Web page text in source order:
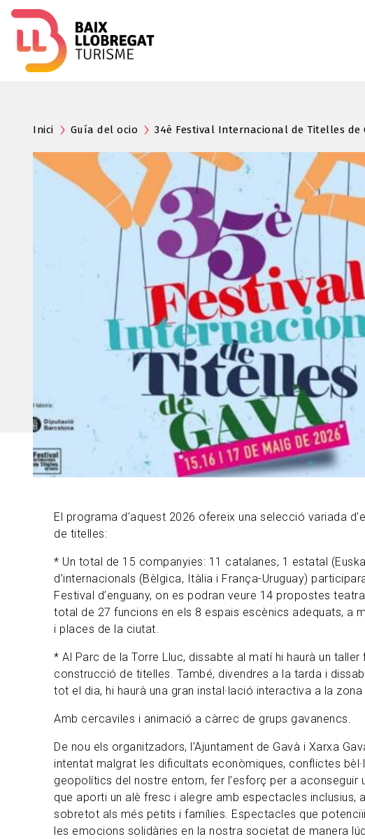
Inici Guía del ocio 34è Festival Internacional de Titelles de
El programa d'aquest 2026 ofereix una selecció variada
de titelles:
* Un total de 15 companyies: 11 catalanes, 1 estatal
d’internacionals (Bèlgica, Itàlia i França-Uruguay)
Festival d’enguany, on es podran veure 14 propostes
total de 27 funcions en els 8 espais escènics adequats, a
i places de la ciutat.
* Al Parc de la Torre Lluc, dissabte al matí hi haurà un taller
construcció de titelles. També, divendres a la tarda i
tot el dia, hi haurà una gran instal·lació interactiva a la
Amb cercaviles i animació a càrrec de grups gavanencs.
De nou els organitzadors, l'Ajuntament de Gavà i Xarxa
intentat malgrat les dificultats econòmiques, conflictes
geopolítics del nostre entorn, fer l’esforç per a aconseguir
que aporti un alè fresc i alegre amb espectacles inclusius,
sobretot als més petits i famílies. Espectacles que
les emocions solidàries en la nostra societat de manera